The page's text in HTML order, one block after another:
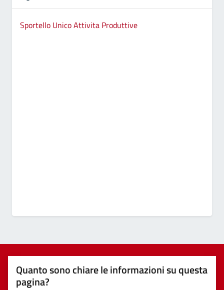
Sportello Unico Attivita Produttive
Quanto sono chiare le informazioni su questa
pagina?